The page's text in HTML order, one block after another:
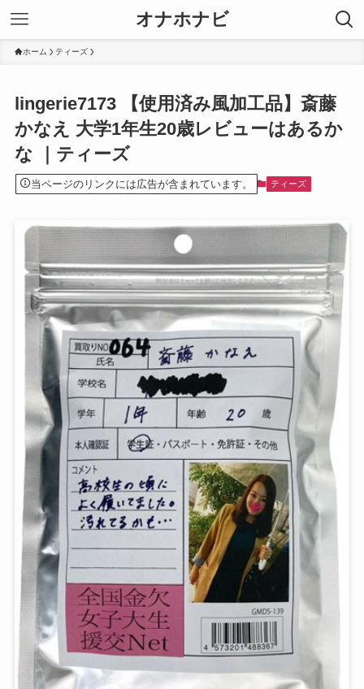
オナホナビ
ホーム ティーズ
lingerie7173 【使用済み風加工品】斎藤
かなえ 大学1年生20歳レビューはあるか
な ｜ティーズ
当ページのリンクには広告が含まれています。 ティーズ